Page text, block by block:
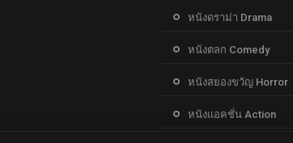
หนังดราม่า Drama
หนังตลก Comedy
หนังสยองขวัญ Horror
หนังแอคชั่น Action